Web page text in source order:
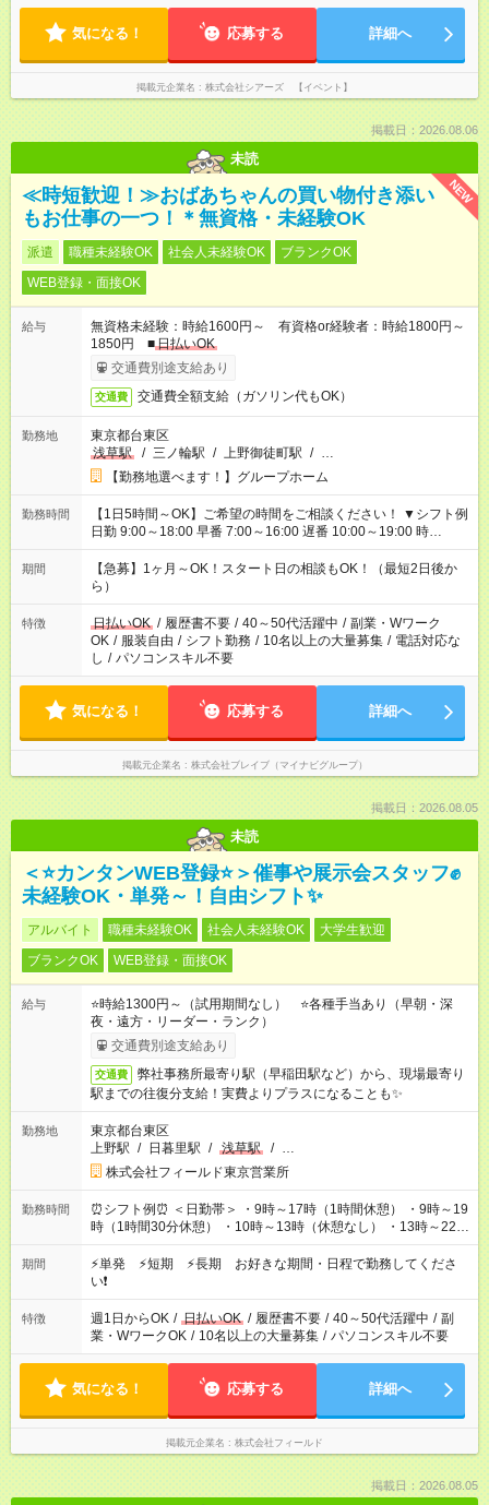
気になる！ 応募する 詳細へ
掲載元企業名 株式会社シアーズ 【イベント】
掲載日：2026.08.06
未読
NEW
≪時短歓迎！≫おばあちゃんの買い物付き添い
もお仕事の一つ！＊無資格・未経験OK
派遣 職種未経験OK 社会人未経験OK
ブランクOK
WEB登録・面接OK
給与
無資格未経験：時給1600円～ 有資格or経験者：時給1800円～
1850円 ■日払いOK
交通費別途支給あり
交通費 交通費全額支給（ガソリン代もOK）
勤務地
東京都台東区
浅草駅
/ 三ノ輪駅 / 上野御徒町駅 / …
【勤務地選べます！】グループホーム
勤務時間
【1日5時間～OK】ご希望の時間をご相談ください！ ▼シフト例
日勤 9:00～18:00 早番 7:00～16:00 遅番 10:00～19:00 時
短 10:00～15:00 上記はあくまで一例です。 「夕方までには帰宅
しておきたい」 「朝はゆっくりのスタートがいい」 「お昼の時
間を有効に使いたい」 など、ご希望があれば教えてください
ね。
期間
【急募】1ヶ月～OK！スタート日の相談もOK！（最短2日後か
ら）
特徴 日払いOK / 履歴書不要 / 40～50代活躍中 / 副業・Wワーク
OK / 服装自由 / シフト勤務 / 10名以上の大量募集 / 電話対応な
し / パソコンスキル不要
気になる！ 応募する 詳細へ
掲載元企業名 株式会社ブレイブ（マイナビグループ）
掲載日：2026.08.05
未読
＜⭐カンタンWEB登録⭐＞催事や展示会スタッフ✊
未経験OK・単発～！自由シフト✨
アルバイト 職種未経験OK 社会人未経験OK
大学生歓迎
ブランクOK
WEB登録・面接OK
給与
⭐時給1300円～（試用期間なし） ⭐各種手当あり（早朝・深
夜・遠方・リーダー・ランク）
交通費別途支給あり
交通費
弊社事務所最寄り駅（早稲田駅など）から、現場最寄り
駅までの往復分支給！実費よりプラスになることも✨
勤務地
東京都台東区
上野駅 / 日暮里駅 / 浅草駅 / …
株式会社フィールド東京営業所
勤務時間
⏰シフト例⏰ ＜日勤帯＞ ・9時～17時（1時間休憩） ・9時～19
時（1時間30分休憩） ・10時～13時（休憩なし） ・13時～22時
（1時間休憩） ＜夜勤帯＞ ・22時～午前2時（休憩なし） ・23
時～午前7時（1時間休憩） ・午前0時～6時（休憩なし） ※案件
や日程により変動があります。 ※なるべく希望シフトに合うよ
う調整しております。
期間
⚡単発 ⚡短期 ⚡長期 お好きな期間・日程で勤務してくださ
い❗
特徴 週1日からOK / 日払いOK / 履歴書不要 / 40～50代活躍中 / 副
業・WワークOK / 10名以上の大量募集 / パソコンスキル不要
気になる！ 応募する 詳細へ
掲載元企業名 株式会社フィールド
掲載日：2026.08.05